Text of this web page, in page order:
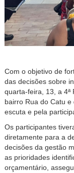
Com o objetivo de
das decisões sobre
quarta-feira, 13, a 4ª
bairro Rua do Catu
escuta e pela
Os participantes
diretamente para a
decisões da gestão
as prioridades
orçamentário,